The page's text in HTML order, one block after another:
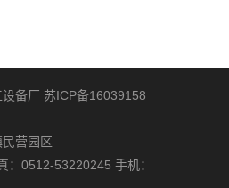
备厂 苏ICP备16039158
营园区
：0512-53220245 手机：